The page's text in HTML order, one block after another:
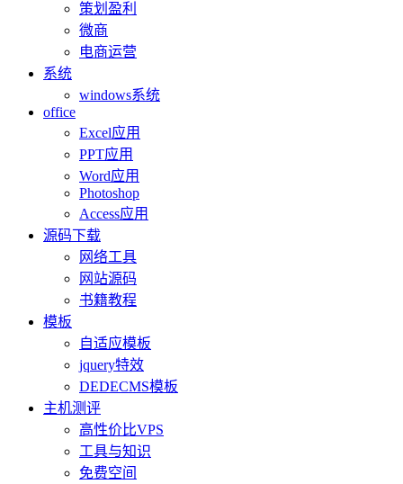
策划盈利
微商
电商运营
系统
windows系统
office
Excel应用
PPT应用
Word应用
Photoshop
Access应用
源码下载
网络工具
网站源码
书籍教程
模板
自适应模板
jquery特效
DEDECMS模板
主机测评
高性价比VPS
工具与知识
免费空间